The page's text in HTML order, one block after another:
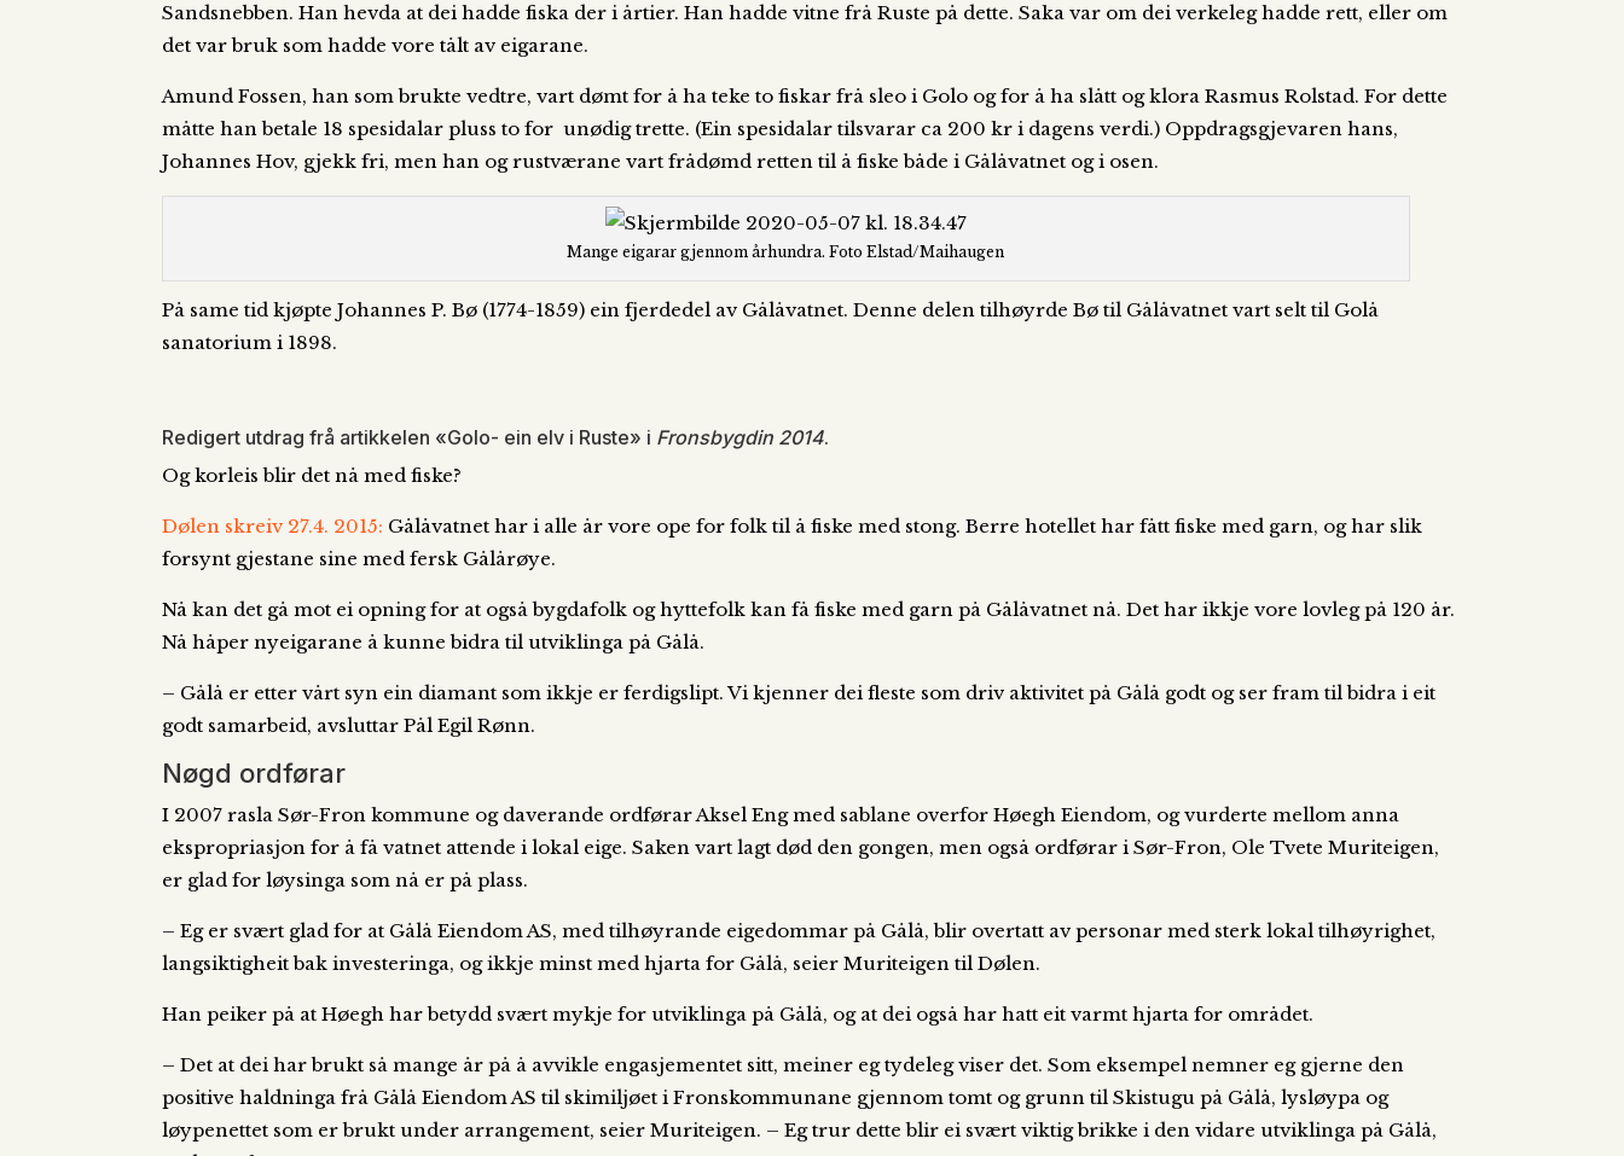
Sandsnebben. Han hevda at dei hadde fiska der i årtier. Han hadde vitne frå Ruste på dette. Saka var om dei verkeleg hadde rett, eller om
det var bruk som hadde vore tålt av eigarane.
Amund Fossen, han som brukte vedtre, vart dømt for å ha teke to fiskar frå sleo i Golo og for å ha slått og klora Rasmus Rolstad. For dette
måtte han betale 18 spesidalar pluss to for unødig trette. (Ein spesidalar tilsvarar ca 200 kr i dagens verdi.) Oppdragsgjevaren hans,
Johannes Hov, gjekk fri, men han og rustværane vart frådømd retten til å fiske både i Gålåvatnet og i osen.
Mange eigarar gjennom århundra. Foto Elstad/Maihaugen
På same tid kjøpte Johannes P. Bø (1774-1859) ein fjerdedel av Gålåvatnet. Denne delen tilhøyrde Bø til Gålåvatnet vart selt til Golå
sanatorium i 1898.
Redigert utdrag frå artikkelen «Golo- ein elv i Ruste» i Fronsbygdin 2014.
Og korleis blir det nå med fiske?
Dølen skreiv 27.4. 2015: Gålåvatnet har i alle år vore ope for folk til å fiske med stong. Berre hotellet har fått fiske med garn, og har slik
forsynt gjestane sine med fersk Gålårøye.
Nå kan det gå mot ei opning for at også bygdafolk og hyttefolk kan få fiske med garn på Gålåvatnet nå. Det har ikkje vore lovleg på 120 år.
Nå håper nyeigarane å kunne bidra til utviklinga på Gålå.
– Gålå er etter vårt syn ein diamant som ikkje er ferdigslipt. Vi kjenner dei fleste som driv aktivitet på Gålå godt og ser fram til bidra i eit
godt samarbeid, avsluttar Pål Egil Rønn.
Nøgd ordførar
I 2007 rasla Sør-Fron kommune og daverande ordførar Aksel Eng med sablane overfor Høegh Eiendom, og vurderte mellom anna
ekspropriasjon for å få vatnet attende i lokal eige. Saken vart lagt død den gongen, men også ordførar i Sør-Fron, Ole Tvete Muriteigen,
er glad for løysinga som nå er på plass.
– Eg er svært glad for at Gålå Eiendom AS, med tilhøyrande eigedommar på Gålå, blir overtatt av personar med sterk lokal tilhøyrighet,
langsiktigheit bak investeringa, og ikkje minst med hjarta for Gålå, seier Muriteigen til Dølen.
Han peiker på at Høegh har betydd svært mykje for utviklinga på Gålå, og at dei også har hatt eit varmt hjarta for området.
– Det at dei har brukt så mange år på å avvikle engasjementet sitt, meiner eg tydeleg viser det. Som eksempel nemner eg gjerne den
positive haldninga frå Gålå Eiendom AS til skimiljøet i Fronskommunane gjennom tomt og grunn til Skistugu på Gålå, lysløypa og
løypenettet som er brukt under arrangement, seier Muriteigen. – Eg trur dette blir ei svært viktig brikke i den vidare utviklinga på Gålå,